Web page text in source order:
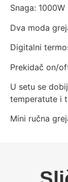
Snaga: 1000W
Dva moda
Digitalni
Prekidač on/
U setu se
temperatute i
Mini ručna